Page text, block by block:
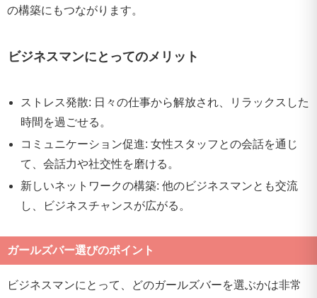
の構築にもつながります。
ビジネスマンにとってのメリット
ストレス発散: 日々の仕事から解放され、リラックスした
時間を過ごせる。
コミュニケーション促進: 女性スタッフとの会話を通じ
て、会話力や社交性を磨ける。
新しいネットワークの構築: 他のビジネスマンとも交流
し、ビジネスチャンスが広がる。
ガールズバー選びのポイント
ビジネスマンにとって、どのガールズバーを選ぶかは非常